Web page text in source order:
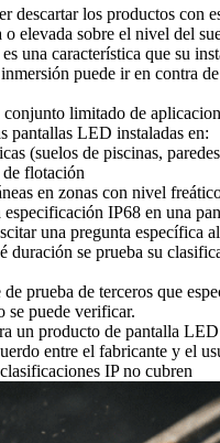
descartar los productos con
elevada sobre el nivel del
una característica que su
puede ir en contra
limitado de
pantallas LED instaladas en:
(suelos de piscinas,
flotación
en zonas con nivel
IP68 en una
una pregunta específica
duración se prueba su
prueba de terceros que
se puede verificar.
un producto de pantalla
entre el fabricante y el
IP no cubren